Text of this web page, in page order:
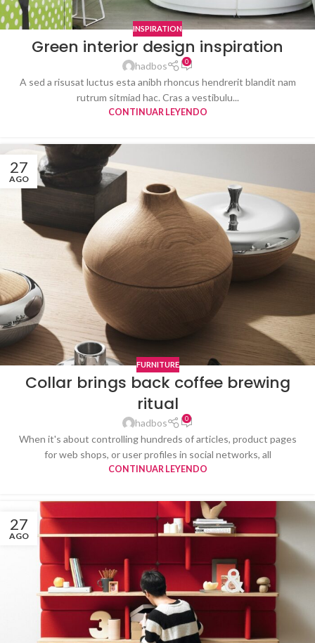
INSPIRATION
Green interior design inspiration
hadbos 0
A sed a risusat luctus esta anibh rhoncus hendrerit blandit nam
rutrum sitmiad hac. Cras a vestibulu...
CONTINUAR LEYENDO
27
AGO
FURNITURE
Collar brings back coffee brewing
ritual
hadbos 0
When it's about controlling hundreds of articles, product pages
for web shops, or user profiles in social networks, all
CONTINUAR LEYENDO
27
AGO